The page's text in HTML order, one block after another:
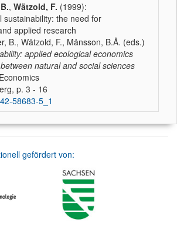
, Wätzold, F. (1999):
sustainability: the need for
applied research
B., Wätzold, F., Månsson, B.Å. (eds.)
applied ecological economics
natural and social sciences
p. 3 - 16
58683-5_1
gefördert von: